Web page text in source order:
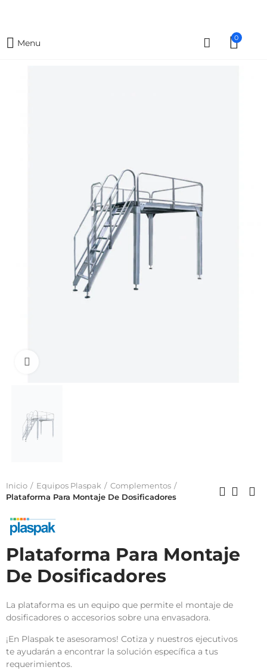
Menu 0
Inicio Equipos Plaspak
Complementos
Plataforma Para Montaje De Dosificadores
Plataforma Para Montaje
De Dosificadores
La plataforma es un equipo que permite el montaje de
dosificadores o accesorios sobre una envasadora.
¡En Plaspak te asesoramos! Cotiza y nuestros ejecutivos
te ayudarán a encontrar la solución específica a tus
requerimientos.